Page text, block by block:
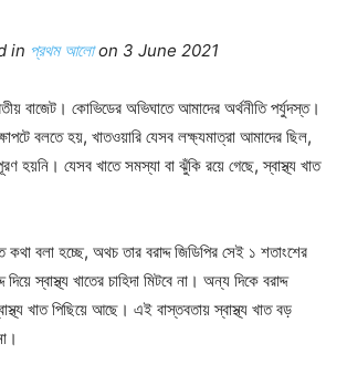
in প্রথম আলোon 3 June 2021
বাজেট। কোভিডের অভিঘাতে আমাদের অর্থনীতি পর্যুদস্ত।
বলতে হয়, খাতওয়ারি যেসব লক্ষ্যমাত্রা আমাদের ছিল,
যেসব খাতে সমস্যা বা ঝুঁকি রয়ে গেছে, স্বাস্থ্য খাত
কথা বলা হচ্ছে, অথচ তার বরাদ্দ জিডিপির সেই ১ শতাংশের
স্বাস্থ্য খাতের চাহিদা মিটবে না। অন্য দিকে বরাদ্দ
খাত পিছিয়ে আছে। এই বাস্তবতায় স্বাস্থ্য খাত বড়